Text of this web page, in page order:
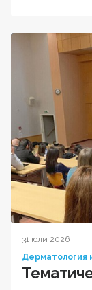
31 юли 2026
Дерматология